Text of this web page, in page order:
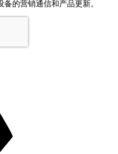
备的营销通信和产品更新。